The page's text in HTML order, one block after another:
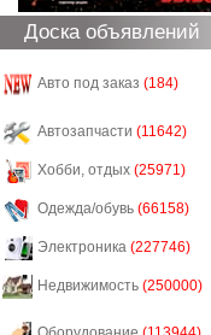
Доска объявлений
Авто под заказ (184)
Автозапчасти (11642)
Хобби, отдых (25971)
Одежда/обувь (66158)
Электроника (227746)
Недвижимость (250000)